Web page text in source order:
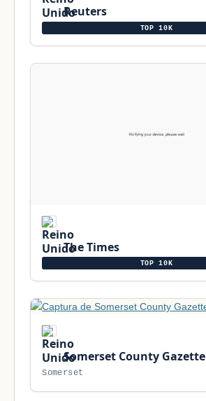
Reuters
TOP 10K
The Times
TOP 10K
Somerset County Gazette
Somerset